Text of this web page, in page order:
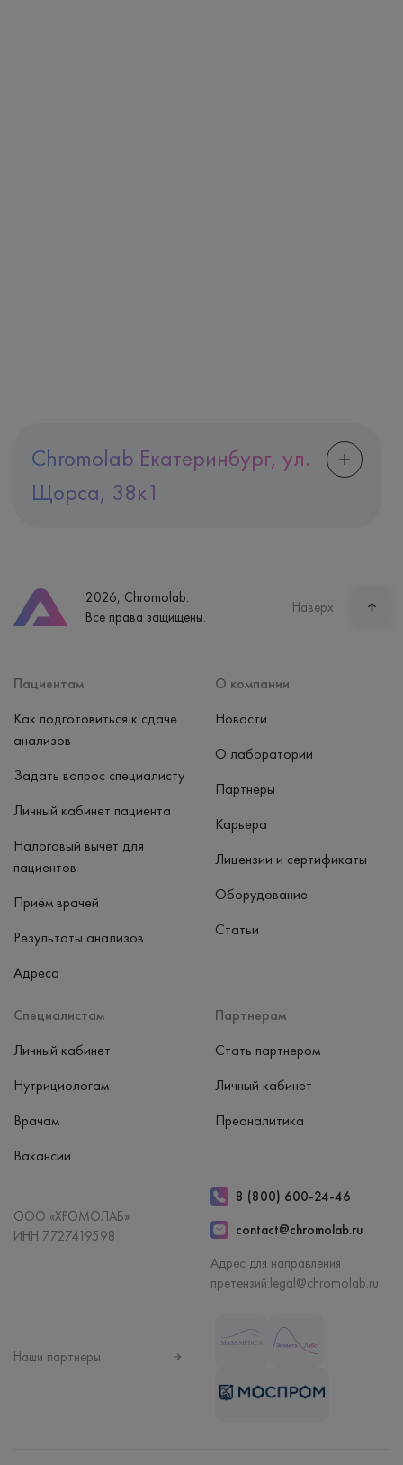
Chromolab Екатеринбург, ул.
Щорса, 38к1
Часы работы
пн-вс: 7:30-15:00
2026, Chromolab.
Все права защищены.
Наверх
Пациентам
Как подготовиться к сдаче
анализов
Задать вопрос специалисту
Личный кабинет пациента
Налоговый вычет для
пациентов
Приём врачей
Результаты анализов
Адреса
Специалистам
Личный кабинет
Нутрициологам
Врачам
Вакансии
Партнерам
Стать партнером
Личный кабинет
Преаналитика
О компании
Новости
О лаборатории
Партнеры
Карьера
Лицензии и сертификаты
Оборудование
Статьи
ООО «ХРОМОЛАБ»
ИНН 7727419598
8 (800) 600-24-46
contact@chromolab.ru
Адрес для направления
претензий:legal@chromolab.ru
Наши партнеры